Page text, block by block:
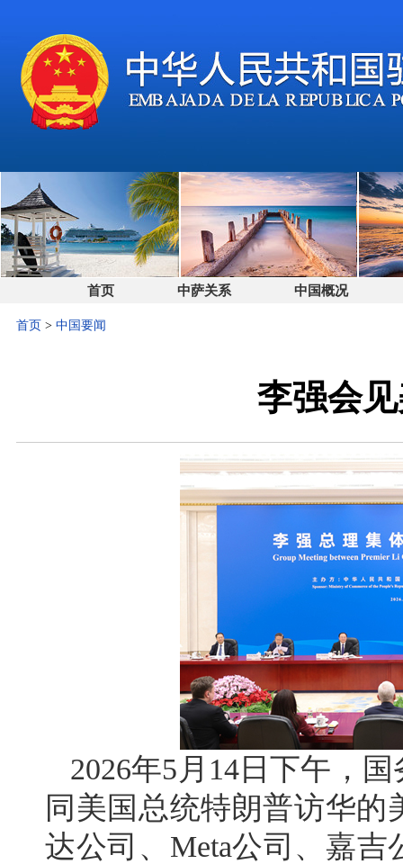
首页 中萨关系 中国概况
首页 > 中国要闻
李强会
2026年5月14日下午，
同美国总统特朗普访华
达公司、Meta公司、嘉